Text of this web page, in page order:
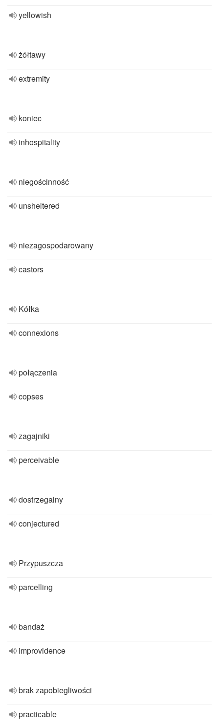
yellowish
żółtawy
extremity
koniec
inhospitality
niegościnność
unsheltered
niezagospodarowany
castors
Kółka
connexions
połączenia
copses
zagajniki
perceivable
dostrzegalny
conjectured
Przypuszcza
parcelling
bandaż
improvidence
brak zapobiegliwości
practicable